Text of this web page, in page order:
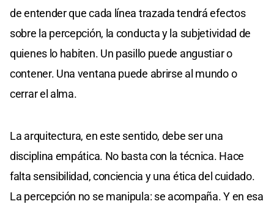
de entender que cada línea trazada tendrá efectos
sobre la percepción, la conducta y la subjetividad de
quienes lo habiten. Un pasillo puede angustiar o
contener. Una ventana puede abrirse al mundo o
cerrar el alma.
La arquitectura, en este sentido, debe ser una
disciplina empática. No basta con la técnica. Hace
falta sensibilidad, conciencia y una ética del cuidado.
La percepción no se manipula: se acompaña. Y en esa